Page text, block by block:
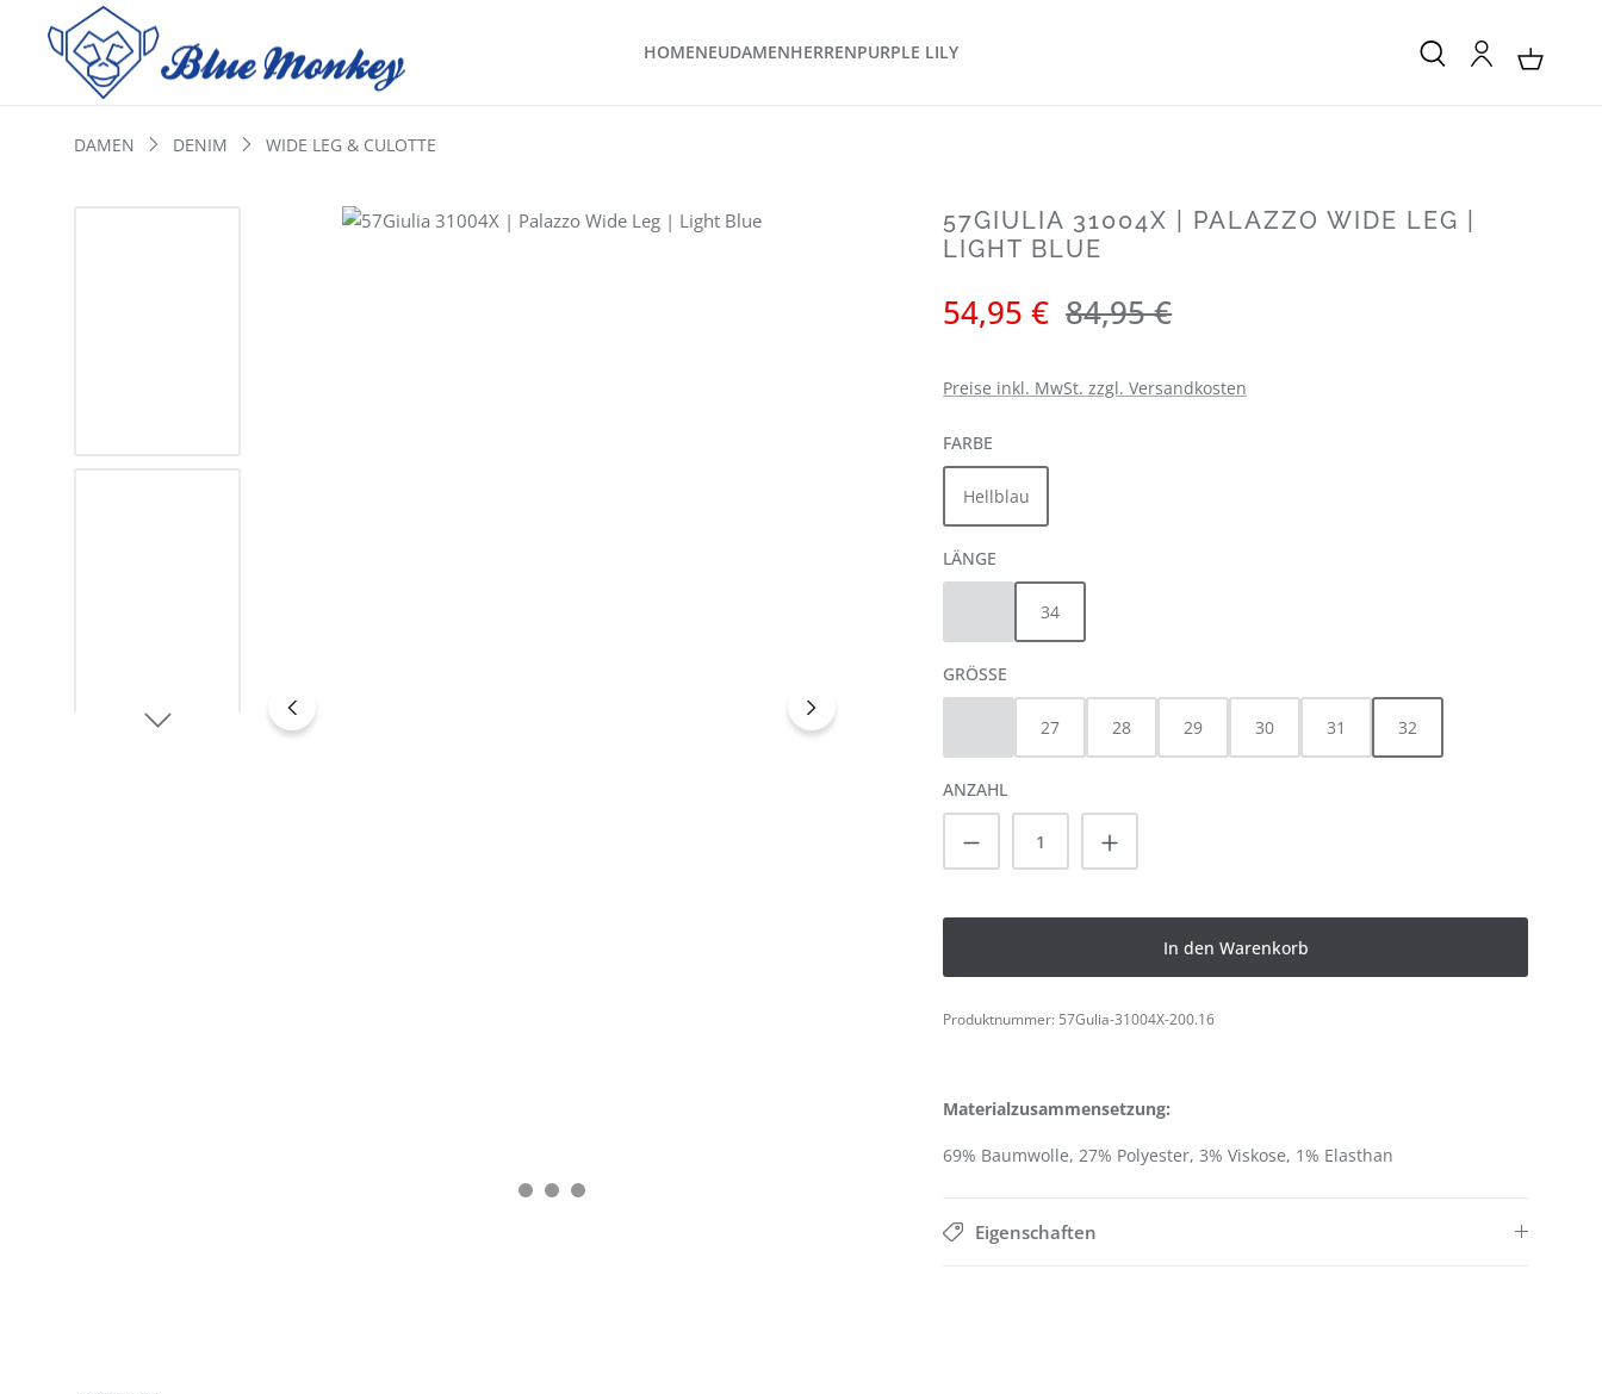
HOMENEUDAMENHERRENPURPLE LILY
DAMEN DENIM WIDE LEG & CULOTTE
57GIULIA 31004X | PALAZZO WIDE LEG |
LIGHT BLUE
Verkaufspreis:
54,95 € Regulärer Preis:
84,95 €
Preise inkl. MwSt. zzgl. Versandkosten
FARBE
Hellblau
LÄNGE
(Diese Option ist zurzeit nicht verfügbar.)
34
GRÖSSE
(Diese Option ist zurzeit nicht verfügbar.)
27 28 29 30 31 32
ANZAHL
Produkt Anzahl: Gib den gewünschten Wert
In den Warenkorb
Produktnummer: 57Gulia-31004X-200.16
Materialzusammensetzung:
69% Baumwolle, 27% Polyester, 3% Viskose, 1% Elasthan
Eigenschaften